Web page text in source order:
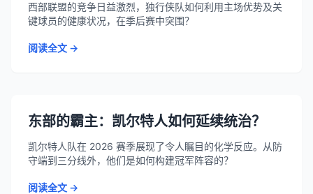
西部联盟的竞争日益激烈，独行侠队如何利用主场优势及关
键球员的健康状况，在季后赛中突围？
阅读全文 →
东部的霸主：凯尔特人如何延续统治？
凯尔特人队在 2026 赛季展现了令人瞩目的化学反应。从防
守端到三分线外，他们是如何构建冠军阵容的？
阅读全文 →